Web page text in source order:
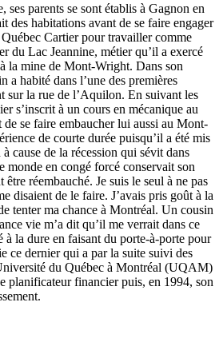
ses parents se sont établis à Gagnon en
des habitations avant de se faire engager
Cartier pour travailler comme
du Lac Jeannine, métier qu’il a exercé
la mine de Mont-Wright. Dans son
a habité dans l’une des premières
sur la rue de l’Aquilon. En suivant les
s’inscrit à un cours en mécanique au
se faire embaucher lui aussi au Mont-
de courte durée puisqu’il a été mis
cause de la récession qui sévit dans
monde en congé forcé conservait son
réembauché. Je suis le seul à ne pas
disaient de le faire. J’avais pris goût à la
tenter ma chance à Montréal. Un cousin
vie m’a dit qu’il me verrait dans ce
à la dure en faisant du porte-à-porte pour
ce dernier qui a par la suite suivi des
du Québec à Montréal (UQAM)
planificateur financier puis, en 1994, son